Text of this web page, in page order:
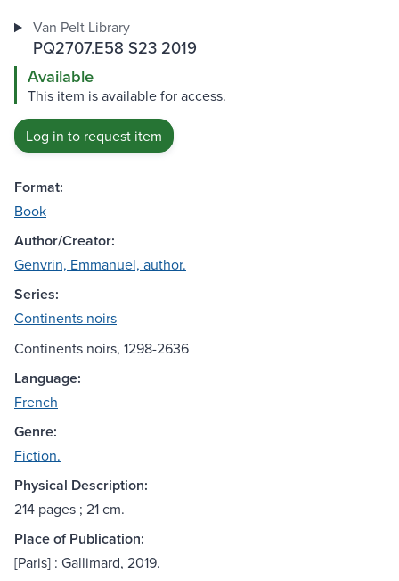
Van Pelt Library
PQ2707.E58 S23 2019
Available
This item is available for access.
Log in to request item
Format:
Book
Author/Creator:
Genvrin, Emmanuel, author.
Series:
Continents noirs
Continents noirs, 1298-2636
Language:
French
Genre:
Fiction.
Physical Description:
214 pages ; 21 cm.
Place of Publication:
[Paris] : Gallimard, 2019.